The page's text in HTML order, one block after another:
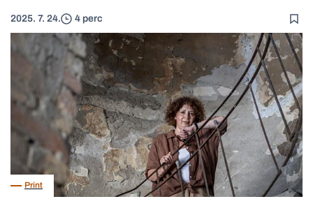
2025. 7. 24. 4 perc
Print